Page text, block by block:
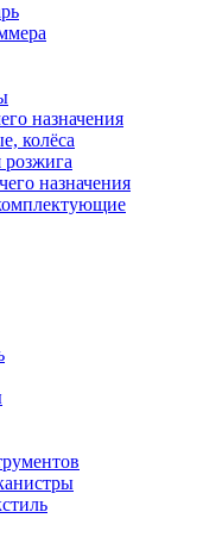
назначения
колёса
розжига
назначения